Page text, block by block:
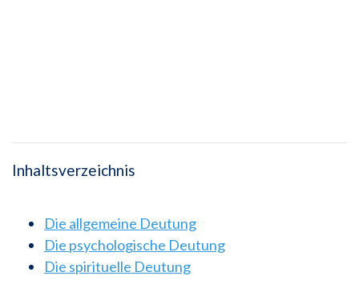
Inhaltsverzeichnis
Die allgemeine Deutung
Die psychologische Deutung
Die spirituelle Deutung